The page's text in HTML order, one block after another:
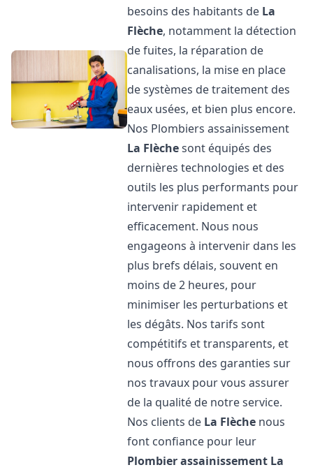
besoins des habitants de La
Flèche, notamment la détection
de fuites, la réparation de
canalisations, la mise en place
de systèmes de traitement des
eaux usées, et bien plus encore.
Nos Plombiers assainissement
La Flèchesont équipés des
dernières technologies et des
outils les plus performants pour
intervenir rapidement et
efficacement. Nous nous
engageons à intervenir dans les
plus brefs délais, souvent en
moins de 2 heures, pour
minimiser les perturbations et
les dégâts. Nos tarifs sont
compétitifs et transparents, et
nous offrons des garanties sur
nos travaux pour vous assurer
de la qualité de notre service.
Nos clients de La Flèche nous
font confiance pour leur
Plombier assainissement La